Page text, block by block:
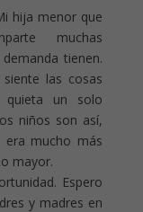
hija menor que
muchas
tienen.
las cosas
quieta un solo
niños son así,
mucho más
mayor.
Espero
y madres en